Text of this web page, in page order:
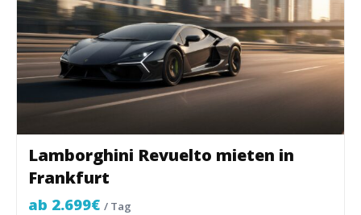
Lamborghini Revuelto mieten in
Frankfurt
ab 2.699€ / Tag